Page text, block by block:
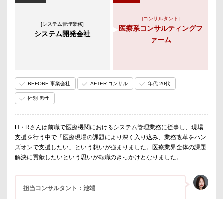
[システム管理業務]
システム開発会社
[コンサルタント]
医療系コンサルティングフ
ァーム
BEFORE 事業会社 AFTER コンサル 年代 20代
性別 男性
H・Rさんは前職で医療機関におけるシステム管理業務に従事し、現場
支援を行う中で「医療現場の課題により深く入り込み、業務改革をハン
ズオンで支援したい」という想いが強まりました。医療業界全体の課題
解決に貢献したいという思いが転職のきっかけとなりました。
担当コンサルタント：池端